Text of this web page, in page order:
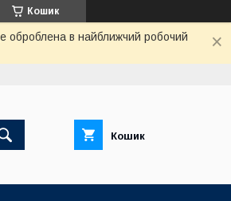
Кошик
оброблена в найближчий робочий
Кошик